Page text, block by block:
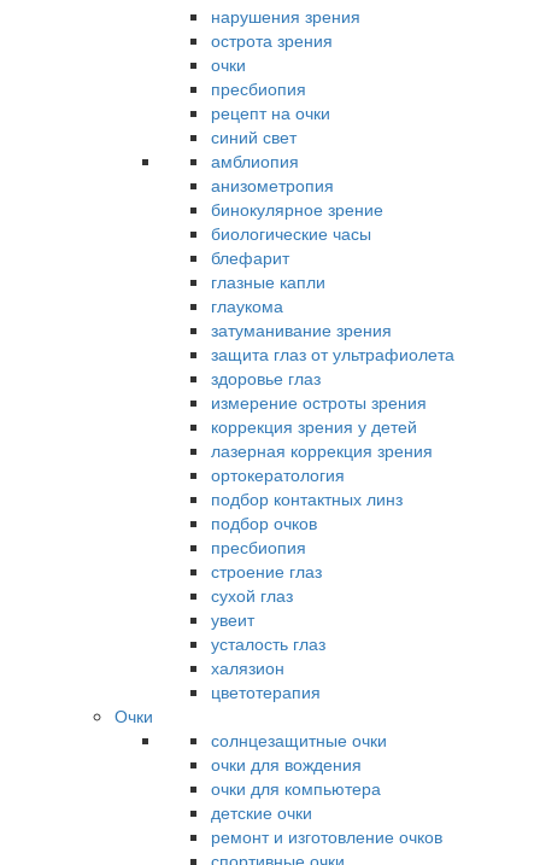
нарушения зрения
острота зрения
очки
пресбиопия
рецепт на очки
синий свет
амблиопия
анизометропия
бинокулярное зрение
биологические часы
блефарит
глазные капли
глаукома
затуманивание зрения
защита глаз от ультрафиолета
здоровье глаз
измерение остроты зрения
коррекция зрения у детей
лазерная коррекция зрения
ортокератология
подбор контактных линз
подбор очков
пресбиопия
строение глаз
сухой глаз
увеит
усталость глаз
халязион
цветотерапия
Очки
солнцезащитные очки
очки для вождения
очки для компьютера
детские очки
ремонт и изготовление очков